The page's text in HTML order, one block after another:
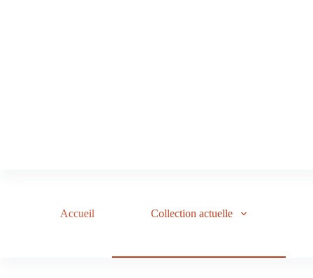
Accueil Collection actuelle